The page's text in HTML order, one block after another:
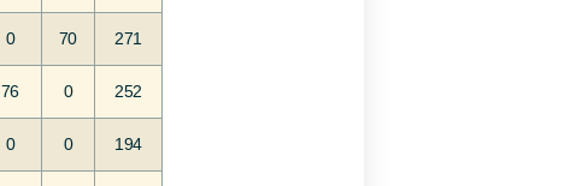
0 70 271
76 0 252
0 0 194